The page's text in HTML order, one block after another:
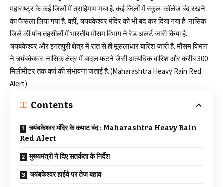
महाराष्ट्र के कई जिलों में त्राहिमाम मचा है. कई जिलों में स्कूल-कॉलेज बंद रखने
का फैसला लिया गया है. वहीं, त्र्यंबकेश्वर मंदिर को भी बंद कर दिया गया है. नासिक
जिले की पांच तहसीलों में भारतीय मौसम विभाग ने रेड अलर्ट जारी किया है.
त्र्यंबकेश्वर और इगतपुरी क्षेत्र में रात से ही मूसलाधार बारिश जारी है. मौसम विभाग
ने त्र्यंबकेश्वर-नासिक क्षेत्र में बादल फटने जैसी अत्यधिक बारिश और करीब 300
मिलीमीटर तक वर्षा की संभावना जताई है. (Maharashtra Heavy Rain Red
Alert)
Contents
त्र्यंबकेश्वर मंदिर के कपाट बंद : Maharashtra Heavy Rain
Red Alert
मुख्यमंत्री ने दिए सतर्कता के निर्देश
त्र्यंबकेश्वर हाईवे पर तेज बहाव